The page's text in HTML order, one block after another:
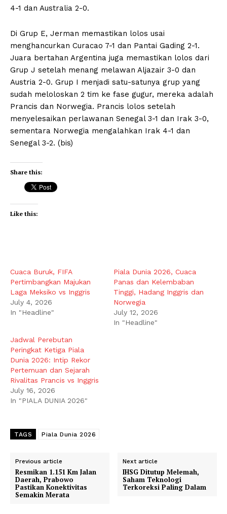
4-1 dan Australia 2-0.
Di Grup E, Jerman memastikan lolos usai
menghancurkan Curacao 7-1 dan Pantai Gading 2-1.
Juara bertahan Argentina juga memastikan lolos dari
Grup J setelah menang melawan Aljazair 3-0 dan
Austria 2-0. Grup I menjadi satu-satunya grup yang
sudah meloloskan 2 tim ke fase gugur, mereka adalah
Prancis dan Norwegia. Prancis lolos setelah
menyelesaikan perlawanan Senegal 3-1 dan Irak 3-0,
sementara Norwegia mengalahkan Irak 4-1 dan
Senegal 3-2. (bis)
Share this:
Like this:
Cuaca Buruk, FIFA
Pertimbangkan Majukan
Laga Meksiko vs Inggris
July 4, 2026
In "Headline"
Piala Dunia 2026, Cuaca
Panas dan Kelembaban
Tinggi, Hadang Inggris dan
Norwegia
July 12, 2026
In "Headline"
Jadwal Perebutan
Peringkat Ketiga Piala
Dunia 2026: Intip Rekor
Pertemuan dan Sejarah
Rivalitas Prancis vs Inggris
July 16, 2026
In "PIALA DUNIA 2026"
TAGS Piala Dunia 2026
Previous article
Resmikan 1.151 Km Jalan
Daerah, Prabowo
Pastikan Konektivitas
Semakin Merata
Next article
IHSG Ditutup Melemah,
Saham Teknologi
Terkoreksi Paling Dalam